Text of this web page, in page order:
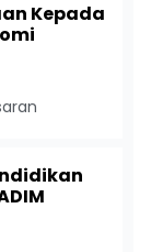
Kepada